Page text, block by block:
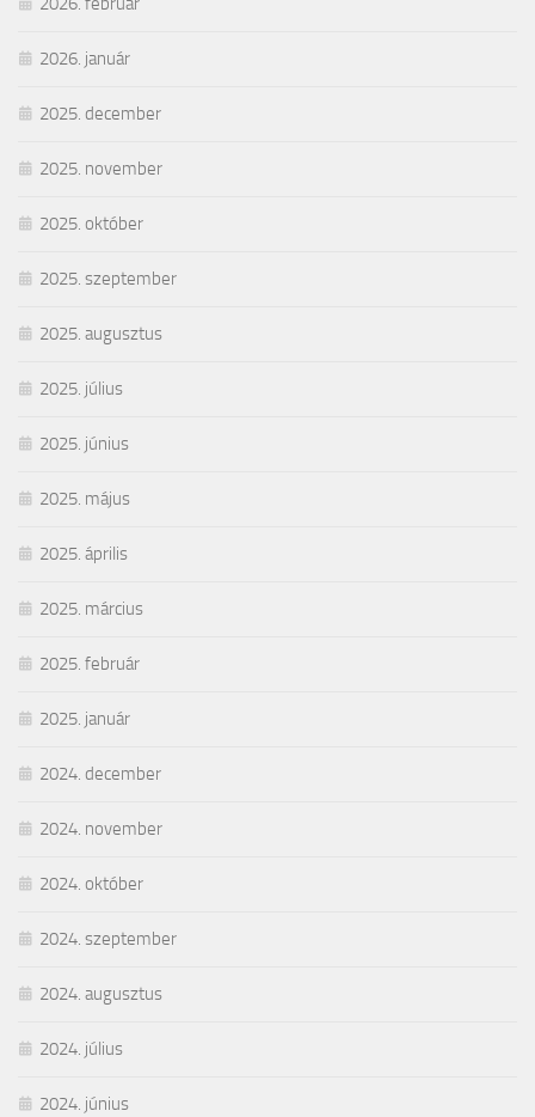
2026. január
2025. december
2025. november
2025. október
2025. szeptember
2025. augusztus
2025. július
2025. június
2025. május
2025. április
2025. március
2025. február
2025. január
2024. december
2024. november
2024. október
2024. szeptember
2024. augusztus
2024. július
2024. június